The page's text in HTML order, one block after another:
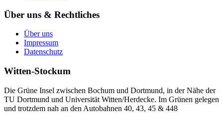
Über uns & Rechtliches
Über uns
Impressum
Datenschutz
Witten-Stockum
Die Grüne Insel zwischen Bochum und Dortmund, in der Nähe der
TU Dortmund und Universität Witten/Herdecke. Im Grünen gelegen
und trotzdem nah an den Autobahnen 40, 43, 45 & 448